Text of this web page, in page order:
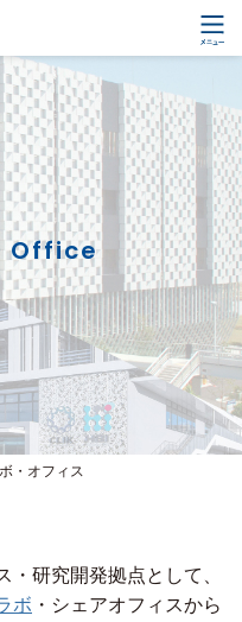
Office
・オフィス
研究開発拠点として、
ボ ・シェアオフィスから